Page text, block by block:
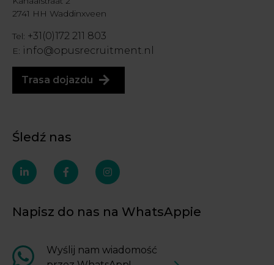
2741 HH Waddinxveen
Tel: +31(0)172 211 803
E: info@opusrecruitment.nl
Trasa dojazdu
Śledź nas
linkedin-
in
facebook-
f
instagram
Napisz do nas na WhatsAppie
Wyślij nam wiadomość